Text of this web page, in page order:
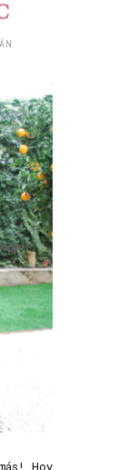
Hoy